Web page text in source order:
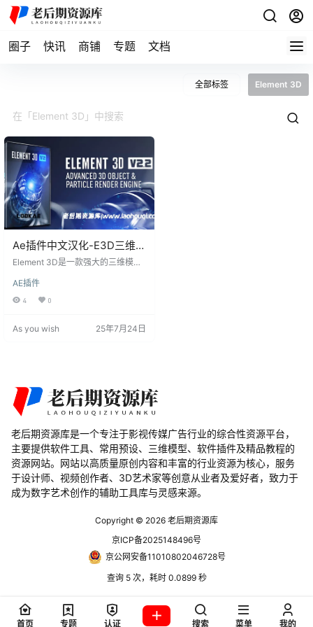
圈子 快讯 商铺 专题 文档
全部标签 Element 3D
Ae插件中文汉化-E3D三维模
型AE插件Element 3D【保
Element 3D是一款强大的三维模型
的，其作者Andrew Kramer被业界
俗称为AK大神。支持3D软件OBJ文
乃至动画。 相比一些三维软件可以
能出现中文字符，…
AE插件
4 0
As you wish 25年7月24日
老后期资源库是一个专注于影视传媒广告行业的综合性资源平台，
主要提供软件工具、常用预设、三维模型、软件插件及精品教程的
资源网站。网站以高质量原创内容和丰富的行业资源为核心，服务
于设计师、视频创作者、3D艺术家等创意从业者及爱好者，致力于
成为数字艺术创作的辅助工具库与灵感来源。
Copyright © 2026 老后期资源库
京ICP备2025148496号
京公网安备11010802046728号
查询 5 次，耗时 0.0899 秒
首页 专题 认证 搜索 菜单 我的